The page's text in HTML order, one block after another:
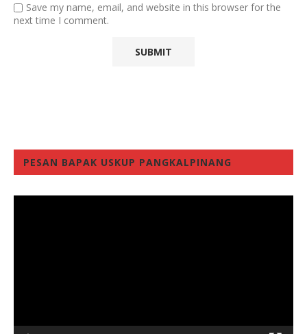
Save my name, email, and website in this browser for the
next time I comment.
PESAN BAPAK USKUP PANGKALPINANG